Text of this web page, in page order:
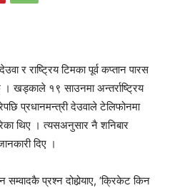
र राष्ट्रिय टिमका पूर्व कप्तान पारस
। खड्काले १९ साउनमा अन्तर्राष्ट्रिय
प्रधानमन्त्री देउवाले टेलिफोनमा
थिए । त्यसअनुसार नै शनिबार
दिए ।
सम्वादकै प्रश्न दोहोर्‍याए, ‘क्रिकेट किन